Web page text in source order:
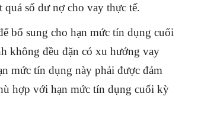
số dư nợ cho vay thực tế.
bổ sung cho hạn mức tín dụng cuối
không đều đặn có xu hướng vay
mức tín dụng này phải được đảm
hợp với hạn mức tín dụng cuối kỳ